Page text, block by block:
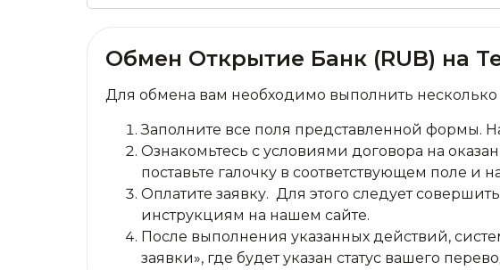
Обмен Открытие Банк (RUB) на
Для обмена вам необходимо выполнить несколько
Заполните все поля представленной формы.
Ознакомьтесь с условиями договора на
поставьте галочку в соответствующем поле и
Оплатите заявку. Для этого следует
инструкциям на нашем сайте.
После выполнения указанных действий,
заявки», где будет указан статус вашего